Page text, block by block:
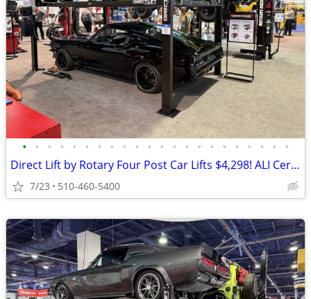
• • • • • • • • • • • • • • • • • • • • • •
Direct Lift by Rotary Four Post Car Lifts $4,298! ALI Certified!
7/23 510-460-5400